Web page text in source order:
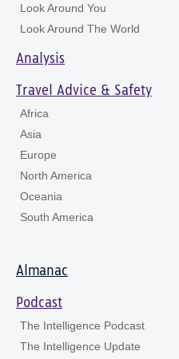
Look Around You
Look Around The World
Analysis
Travel Advice & Safety
Africa
Asia
Europe
North America
Oceania
South America
Almanac
Podcast
The Intelligence Podcast
The Intelligence Update